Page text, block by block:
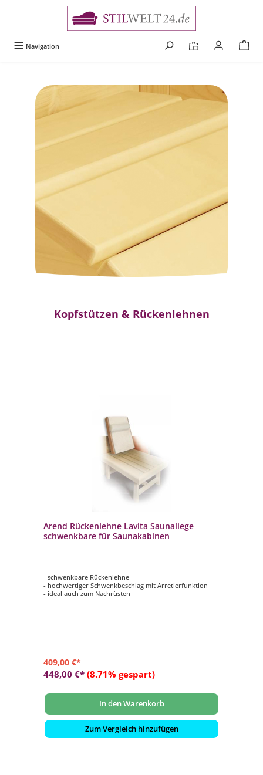
Navigation
Kopfstützen & Rückenlehnen
Arend Rückenlehne Lavita Saunaliege
schwenkbare für Saunakabinen
- schwenkbare Rückenlehne
- hochwertiger Schwenkbeschlag mit Arretierfunktion
- ideal auch zum Nachrüsten
409,00 €*
448,00 €* (8.71% gespart)
In den Warenkorb
Zum Vergleich hinzufügen